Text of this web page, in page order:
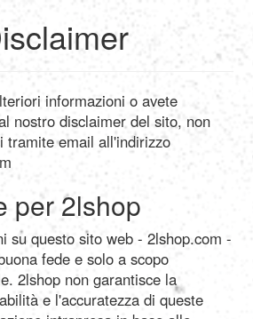
Giochi
SEO
Profile
Reports
Logout
English
Italiano
Profile
Logout
informazioni o avete
nostro disclaimer del sito, non
tramite email all'indirizzo
per 2lshop
su questo sito web - 2lshop.com -
fede e solo a scopo
2lshop non garantisce la
e l'accuratezza di queste